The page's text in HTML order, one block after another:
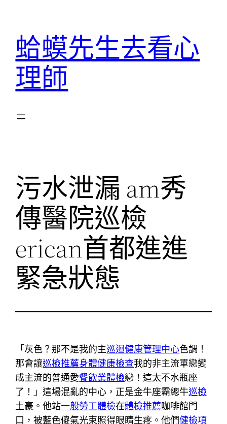
蛤蟆先生去看心
理師
污水泄漏 am秀
傳醫院巡檢
erican首都進進
緊急狀態
「灰色？那不是我的主巡迴健康管理中心色調！
那會讓巡檢推薦身體健康檢查我的非主流單戀變
成主流的普通愛餐飲業體檢戀！這太不水瓶座
了！」這場混亂的中心，正是金牛座霸總牛巡檢
土豪。他站一般勞工體檢在體檢推薦咖啡館門
口，被藍色傻氣光束照得眼睛生疼。他們健檢項